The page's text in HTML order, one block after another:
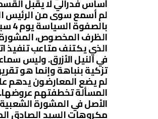
أساس فدرالي لا يقبل
لم أسمع سوى من الرئيس
الظرف المخصوص، المشورة
الذي يكتنف متاعب تنفيذ
في النيل الأزرق. وليس
تزكية بنباهة وإنما هو
لم يضع المعارضون يدهم
المسألة تخطفتهم عروضها.
الأصل في المشورة
مكروهات السيد الصادق